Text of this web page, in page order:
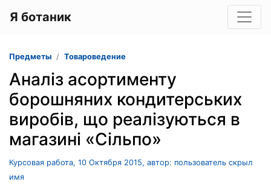
Я ботаник
Предметы Товароведение
Аналіз асортименту
борошняних кондитерських
виробів, що реалізуються в
магазині «Сільпо»
Курсовая работа, 10 Октября 2015, автор: пользователь скрыл
имя